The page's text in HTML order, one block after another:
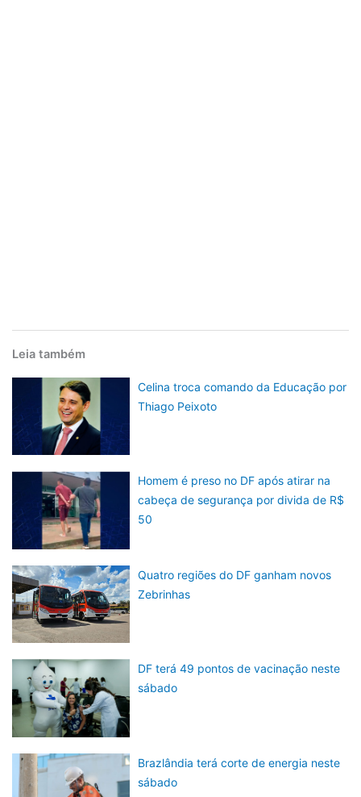
Leia também
Celina troca comando da Educação por
Thiago Peixoto
Homem é preso no DF após atirar na
cabeça de segurança por divida de R$
50
Quatro regiões do DF ganham novos
Zebrinhas
DF terá 49 pontos de vacinação neste
sábado
Brazlândia terá corte de energia neste
sábado